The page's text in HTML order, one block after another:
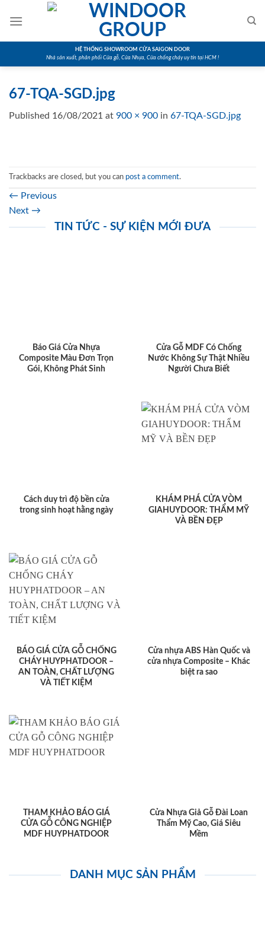
HỆ THỐNG SHOWROOM CỬA SAIGON DOOR
Nhà sản xuất, phân phối Cửa gỗ, Cửa Nhựa, Cửa chống cháy uy tín tại HCM !
67-TQA-SGD.jpg
Published 16/08/2021 at 900 × 900 in 67-TQA-SGD.jpg
Trackbacks are closed, but you can post a comment.
← Previous
Next →
TIN TỨC - SỰ KIỆN MỚI ĐƯA
Báo Giá Cửa Nhựa
Composite Màu Đơn Trọn
Gói, Không Phát Sinh
Cửa Gỗ MDF Có Chống
Nước Không Sự Thật Nhiều
Người Chưa Biết
Cách duy trì độ bền cửa
trong sinh hoạt hằng ngày
KHÁM PHÁ CỬA VÒM
GIAHUYDOOR: THẨM MỸ
VÀ BỀN ĐẸP
BÁO GIÁ CỬA GỖ CHỐNG
CHÁY HUYPHATDOOR –
AN TOÀN, CHẤT LƯỢNG
VÀ TIẾT KIỆM
Cửa nhựa ABS Hàn Quốc và
cửa nhựa Composite – Khác
biệt ra sao
THAM KHẢO BÁO GIÁ
CỬA GỖ CÔNG NGHIỆP
MDF HUYPHATDOOR
Cửa Nhựa Giả Gỗ Đài Loan
Thẩm Mỹ Cao, Giá Siêu
Mềm
DANH MỤC SẢN PHẨM